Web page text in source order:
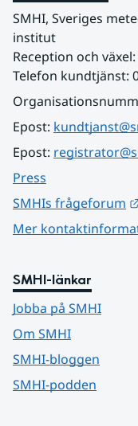
SMHI, Sveriges
institut
Reception och
Telefon kundtjänst:
Epost:
Epost:
Press
SMHIs frågeforum
Mer
SMHI-länkar
Jobba på SMHI
Om SMHI
SMHI-bloggen
SMHI-podden